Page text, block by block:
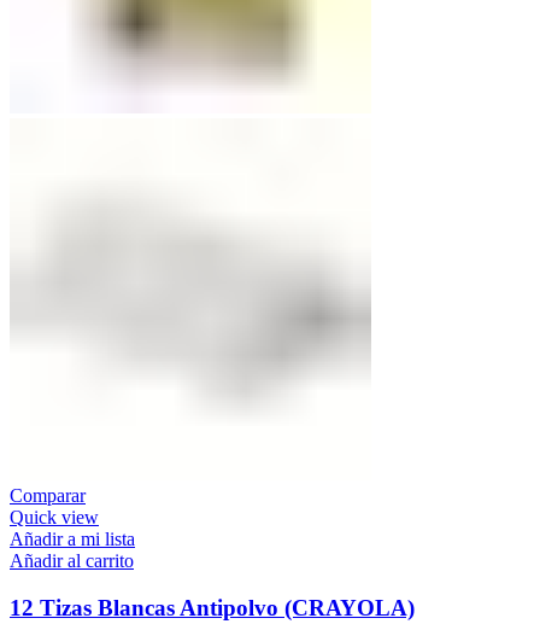
Comparar
Quick view
Añadir a mi lista
Añadir al carrito
12 Tizas Blancas Antipolvo (CRAYOLA)